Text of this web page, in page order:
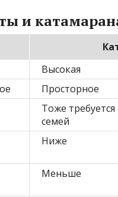
и
Высокая
Просторное
Тоже
семей
Ниже
Меньше